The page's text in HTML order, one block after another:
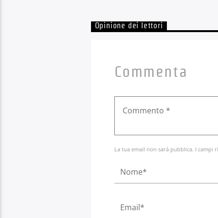
Opinione dei lettori
Commenta
La tua email non sarà pubblica. I campi